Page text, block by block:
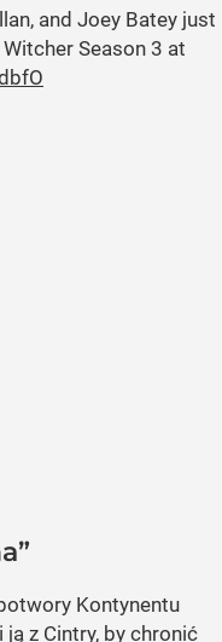
and Joey Batey just
Season 3 at
Kontynentu
z Cintry, by chronić